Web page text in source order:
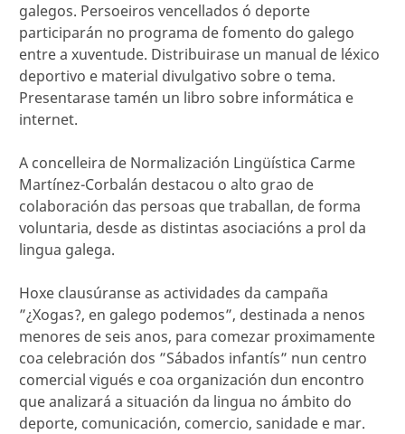
galegos. Persoeiros vencellados ó deporte
participarán no programa de fomento do galego
entre a xuventude. Distribuirase un manual de léxico
deportivo e material divulgativo sobre o tema.
Presentarase tamén un libro sobre informática e
internet.
A concelleira de Normalización Lingüística Carme
Martínez-Corbalán destacou o alto grao de
colaboración das persoas que traballan, de forma
voluntaria, desde as distintas asociacións a prol da
lingua galega.
Hoxe clausúranse as actividades da campaña
”¿Xogas?, en galego podemos”, destinada a nenos
menores de seis anos, para comezar proximamente
coa celebración dos ”Sábados infantís” nun centro
comercial vigués e coa organización dun encontro
que analizará a situación da lingua no ámbito do
deporte, comunicación, comercio, sanidade e mar.